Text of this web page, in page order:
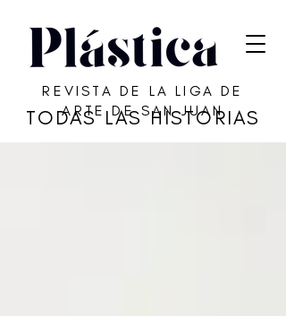
REVISTA DE LA LIGA DE
ARTE DE SAN JUAN
TODAS LAS HISTORIAS